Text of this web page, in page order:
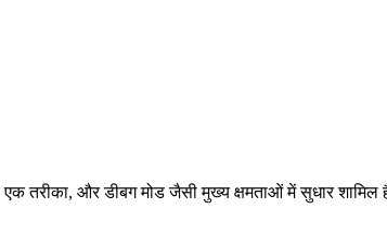
तरीका, और डीबग मोड जैसी मुख्य क्षमताओं में सुधार शामिल